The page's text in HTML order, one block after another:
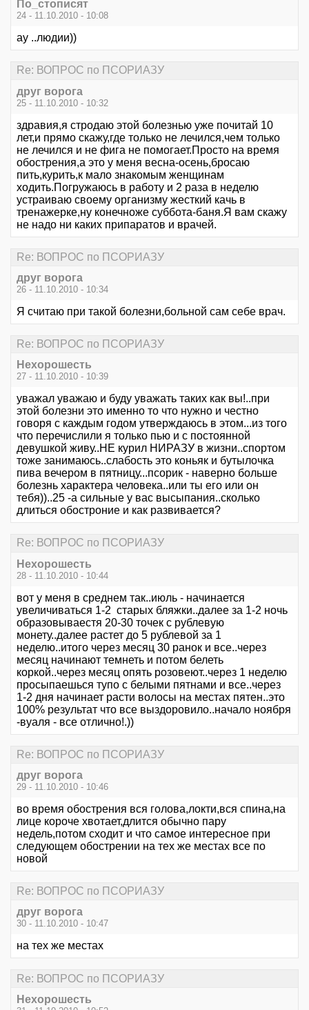
По_стописят
24 - 11.10.2010 - 10:08
ау ..людии))
Re: ВОПРОС по ПСОРИАЗУ
друг ворога
25 - 11.10.2010 - 10:32
здравия,я стродаю этой болезнью уже почитай 10
лет,и прямо скажу,где только не лечился,чем только
не лечился и не фига не помогает.Просто на время
обострения,а это у меня весна-осень,бросаю
пить,курить,к мало знакомым женщинам
ходить.Погружаюсь в работу и 2 раза в неделю
устраиваю своему организму жесткий качь в
тренажерке,ну конечноже суббота-баня.Я вам скажу
не надо ни каких припаратов и врачей.
Re: ВОПРОС по ПСОРИАЗУ
друг ворога
26 - 11.10.2010 - 10:34
Я считаю при такой болезни,больной сам себе врач.
Re: ВОПРОС по ПСОРИАЗУ
Нехорошесть
27 - 11.10.2010 - 10:39
уважал уважаю и буду уважать таких как вы!..при
этой болезни это именно то что нужно и честно
говоря с каждым годом утверждаюсь в этом...из того
что перечислили я только пью и с постоянной
девушкой живу..НЕ курил НИРАЗУ в жизни..спортом
тоже занимаюсь..слабость это коньяк и бутылочка
пива вечером в пятницу...псорик - наверно больше
болезнь характера человека..или ты его или он
тебя))..25 -а сильные у вас высыпания..сколько
длиться обостроние и как развивается?
Re: ВОПРОС по ПСОРИАЗУ
Нехорошесть
28 - 11.10.2010 - 10:44
вот у меня в среднем так..июль - начинается
увеличиваться 1-2 старых бляжки..далее за 1-2 ночь
образовываестя 20-30 точек с рублевую
монету..далее растет до 5 рублевой за 1
неделю..итого через месяц 30 ранок и все..через
месяц начинают темнеть и потом белеть
коркой..через месяц опять розовеют..через 1 неделю
просыпаешься тупо с белыми пятнами и все..через
1-2 дня начинает расти волосы на местах пятен..это
100% результат что все выздоровило..начало ноября
-вуаля - все отлично!.))
Re: ВОПРОС по ПСОРИАЗУ
друг ворога
29 - 11.10.2010 - 10:46
во время обострения вся голова,локти,вся спина,на
лице короче хвотает,длится обычно пару
недель,потом сходит и что самое интересное при
следующем обострении на тех же местах все по
новой
Re: ВОПРОС по ПСОРИАЗУ
друг ворога
30 - 11.10.2010 - 10:47
на тех же местах
Re: ВОПРОС по ПСОРИАЗУ
Нехорошесть